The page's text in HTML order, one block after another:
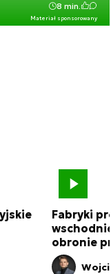
Materiał sponsorowany
8 min.
Fabryki
obronie